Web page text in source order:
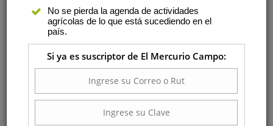
evitar la deriva a la hora
de pulverizar
clave que se escoja el momento
apropiado para realizar las
aplicaciones y se utilicen la
técnica y tecnología adecuadas.
No se pierda la agenda de actividades
agrícolas de lo que está sucediendo en el
país.
Si ya es suscriptor de El Mercurio Campo: